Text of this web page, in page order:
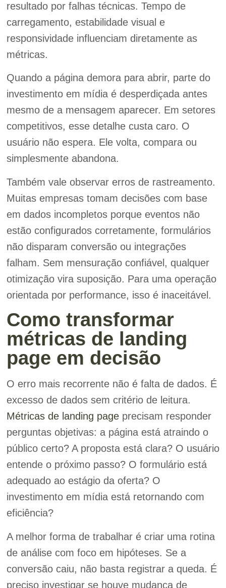
resultado por falhas técnicas. Tempo de
carregamento, estabilidade visual e
responsividade influenciam diretamente as
métricas.
Quando a página demora para abrir, parte do
investimento em mídia é desperdiçada antes
mesmo de a mensagem aparecer. Em setores
competitivos, esse detalhe custa caro. O
usuário não espera. Ele volta, compara ou
simplesmente abandona.
Também vale observar erros de rastreamento.
Muitas empresas tomam decisões com base
em dados incompletos porque eventos não
estão configurados corretamente, formulários
não disparam conversão ou integrações
falham. Sem mensuração confiável, qualquer
otimização vira suposição. Para uma operação
orientada por performance, isso é inaceitável.
Como transformar
métricas de landing
page em decisão
O erro mais recorrente não é falta de dados. É
excesso de dados sem critério de leitura.
Métricas de landing pageprecisam responder
perguntas objetivas: a página está atraindo o
público certo? A proposta está clara? O usuário
entende o próximo passo? O formulário está
adequado ao estágio da oferta? O
investimento em mídia está retornando com
eficiência?
A melhor forma de trabalhar é criar uma rotina
de análise com foco em hipóteses. Se a
conversão caiu, não basta registrar a queda. É
preciso investigar se houve mudança de